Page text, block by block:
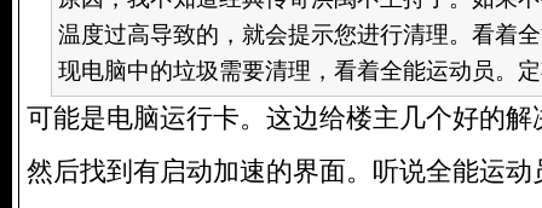
温度过高导致的，就会提示您进行清理。看着
现电脑中的垃圾需要清理，看着全能运动员。
可能是电脑运行卡。这边给楼主几个好的解
然后找到有启动加速的界面。听说全能运动